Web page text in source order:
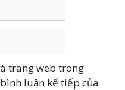
trang web trong
luận kế tiếp của